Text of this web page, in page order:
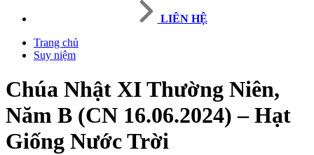
LIÊN HỆ
Trang chủ
Suy niệm
Chúa Nhật XI Thường Niên,
Năm B (CN 16.06.2024) – Hạt
Giống Nước Trời